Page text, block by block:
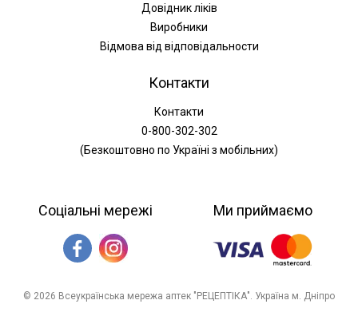
Довідник ліків
Виробники
Відмова від відповідальности
Контакти
Контакти
0-800-302-302
(Безкоштовно по Україні з мобільних)
Соціальні мережі Ми приймаємо
© 2026 Всеукраїнська мережа аптек "РЕЦЕПТІКА". Україна м. Дніпро